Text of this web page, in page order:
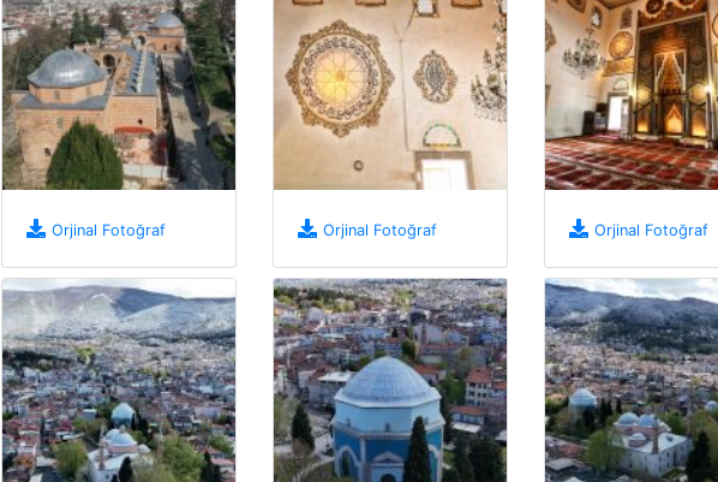
Orjinal Fotoğraf Orjinal Fotoğraf Orjinal Fotoğraf